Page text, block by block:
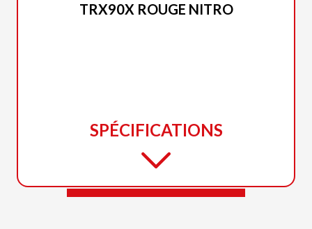
TRX90X ROUGE NITRO
SPÉCIFICATIONS